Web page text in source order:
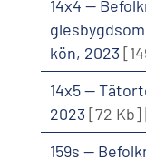
14x4 --
kön, 2023
14x5 --
2023 [72 Kb]
159s --